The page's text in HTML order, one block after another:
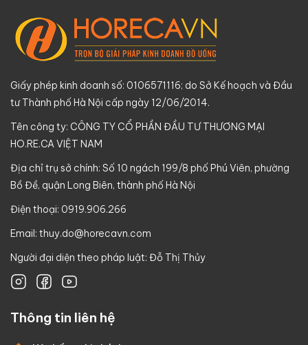
Giấy phép kinh doanh số: 0106571116; do Sở Kế hoạch và Đầu
tư Thành phố Hà Nội cấp ngày 12/06/2014.
Tên công ty: CÔNG TY CỔ PHẦN ĐẦU TƯ THƯƠNG MẠI
HO.RE.CA VIỆT NAM
Địa chỉ trụ sở chính: Số 10 ngách 199/8 phố Phú Viên, phường
Bồ Đề, quận Long Biên, thành phố Hà Nội
Điện thoại: 0919.906.266
Email: thuy.do@horecavn.com
Người đại diện theo pháp luật: Đỗ Thị Thủy
Thông tin liên hệ